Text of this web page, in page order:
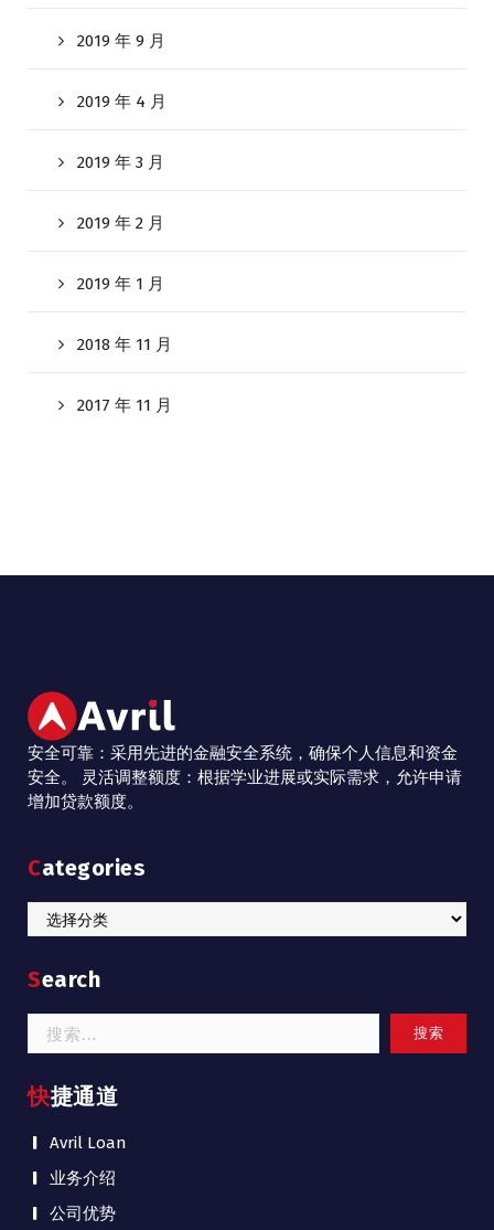
2019 年 9 月
2019 年 4 月
2019 年 3 月
2019 年 2 月
2019 年 1 月
2018 年 11 月
2017 年 11 月
安全可靠：采用先进的金融安全系统，确保个人信息和资金
安全。 灵活调整额度：根据学业进展或实际需求，允许申请
增加贷款额度。
Categories
Categories
Search
索：
快捷通道
Avril Loan
业务介绍
公司优势